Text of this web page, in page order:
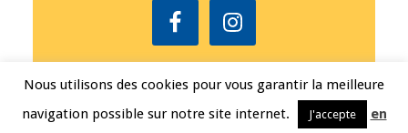
Mairie de Bouxwiller • Conception
Mentions légales
Nous utilisons des cookies pour vous garantir la meilleure
navigation possible sur notre site internet.
J'accepte
en